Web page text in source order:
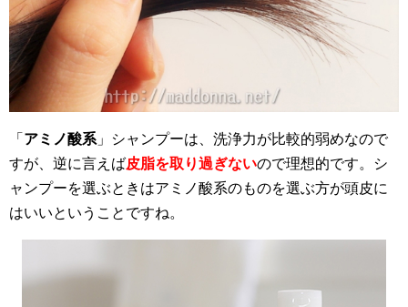
「 アミノ酸系 」シャンプーは、洗浄力が比較的弱めなので
すが、逆に言えば皮脂を取り過ぎないので理想的です。シ
ャンプーを選ぶときはアミノ酸系のものを選ぶ方が頭皮に
はいいということですね。